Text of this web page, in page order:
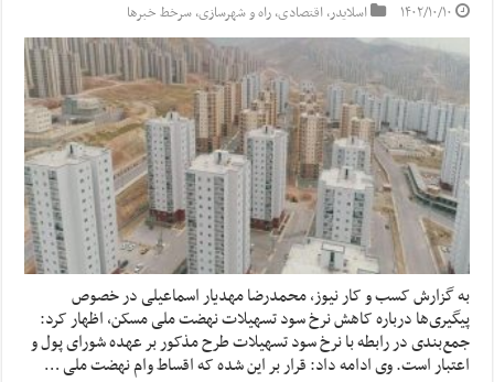
۱۴۰۲/۱۰/۱۰ اسلایدر,اقتصادی,راه و شهرسازی,سرخط خبرها
به گزارش کسب و کار نیوز، محمدرضا مهدیار اسماعیلی در خصوص
پیگیری‌ها درباره کاهش نرخ سود تسهیلات نهضت ملی مسکن،‌ اظهار کرد:
جمع‌بندی در رابطه با نرخ سود تسهیلات طرح مذکور بر عهده شورای پول و
اعتبار است. وی ادامه داد: قرار بر این شده که اقساط وام نهضت ملی …